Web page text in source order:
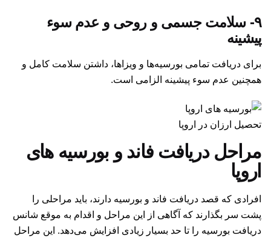
۹- سلامت جسمی و روحی و عدم سوء
پیشینه
برای دریافت تمامی بورسیه‌‌ها و ویزاها، داشتن سلامت کامل و
همچنین عدم سوء پیشینه الزامی است.
تحصیل ارزان در اروپا
مراحل دریافت فاند و بورسیه های
اروپا
افرادی که قصد دریافت فاند و بورسیه دارند، باید مراحلی را
پشت سر بگذارند که آگاهی از این مراحل و اقدام به موقع شانس
دریافت بورسیه را تا حد بسیار زیادی افزایش می‌دهد. این مراحل